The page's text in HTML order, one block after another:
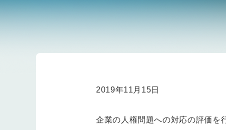
2019年11月15日
企業の人権問題への対応の評価